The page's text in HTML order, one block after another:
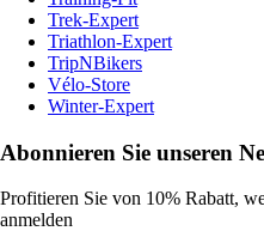
Trek-Expert
Triathlon-Expert
TripNBikers
Vélo-Store
Winter-Expert
Abonnieren Sie unseren
Profitieren Sie von 10% Rabatt,
anmelden